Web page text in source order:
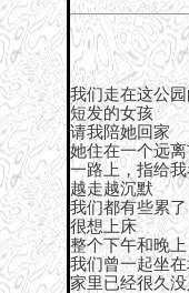
我们走在这公
短发的女孩
请我陪她回家
她住在一个远
一路上，指给
越走越沉默
我们都有些累了
很想上床
整个下午和晚上
我们曾一起坐
家里已经很久